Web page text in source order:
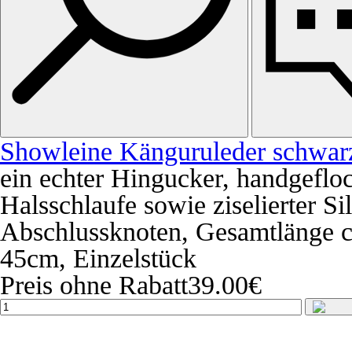
Showleine Känguruleder
ein echter Hingucker,
Halsschlaufe sowie ziselierter
Abschlussknoten,
45cm, Einzelstück
Preis ohne Rabatt39.00€